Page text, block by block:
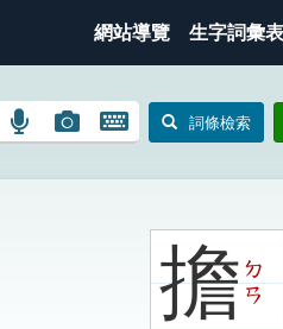
網站導覽 生字詞彙表
語
搜
圖
搜
開
鍵
詞條檢索
擔ㄉ
ㄢ